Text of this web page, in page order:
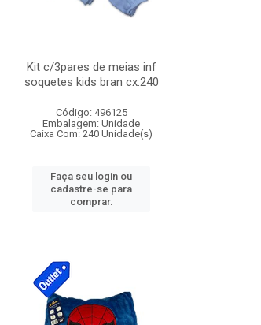
Kit c/3pares de meias inf
soquetes kids bran cx:240
Código: 496125
Embalagem: Unidade
Caixa Com: 240 Unidade(s)
Faça seu login ou
cadastre-se para
comprar.